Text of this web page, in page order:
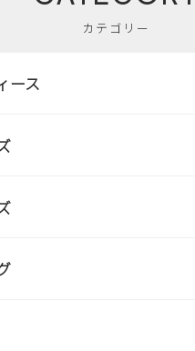
カテゴリー
ース
ー